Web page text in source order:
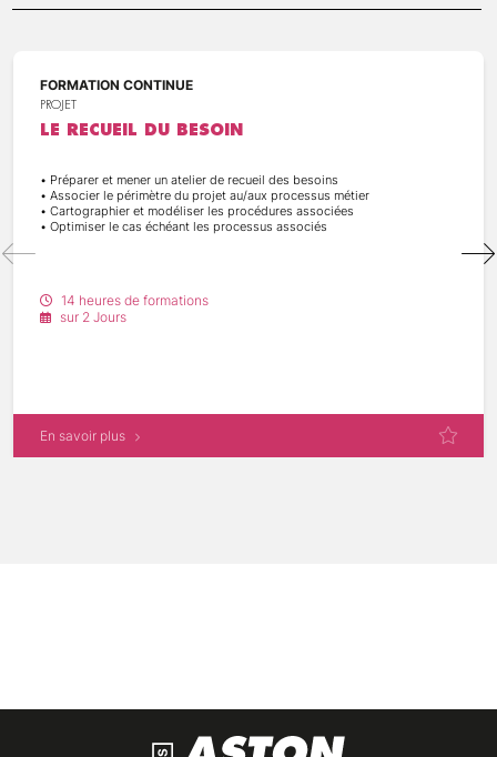
FORMATION CONTINUE
PROJET
LE RECUEIL DU BESOIN
• Préparer et mener un atelier de recueil des besoins
• Associer le périmètre du projet au/aux processus métier
• Cartographier et modéliser les procédures associées
• Optimiser le cas échéant les processus associés
14 heures de formations
sur 2 Jours
En savoir plus